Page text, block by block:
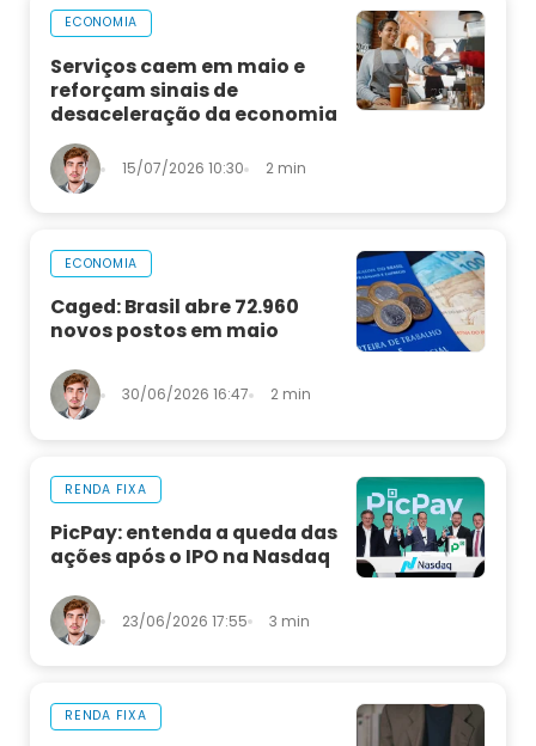
ECONOMIA
Serviços caem em maio e
reforçam sinais de
desaceleração da economia
15/07/2026 10:30 2 min
ECONOMIA
Caged: Brasil abre 72.960
novos postos em maio
30/06/2026 16:47 2 min
RENDA FIXA
PicPay: entenda a queda das
ações após o IPO na Nasdaq
23/06/2026 17:55 3 min
RENDA FIXA